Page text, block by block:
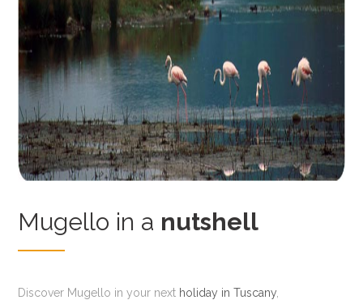
Mugello in a nutshell
Discover Mugello in your next holiday in Tuscany